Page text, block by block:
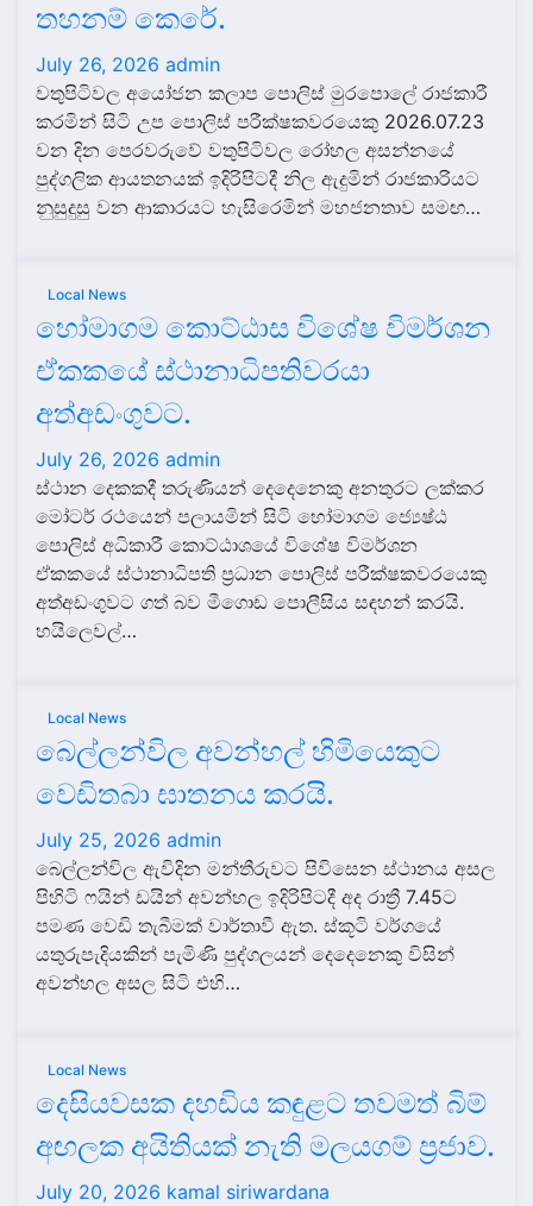
තහනම් කෙරේ.
July 26, 2026 admin
වතුපිටිවල අයෝජන කලාප පොලිස් මුරපොලේ රාජකාරී
කරමින් සිටි උප පොලිස් පරීක්ෂකවරයෙකු 2026.07.23
වන දින පෙරවරුවේ වතුපිටිවල රෝහල අසන්නයේ
පුද්ගලික ආයතනයක් ඉදිරිපිටදී නිල ඇදුමින් රාජකාරියට
නුසුදුසු වන ආකාරයට හැසිරෙමින් මහජනතාව සමඟ…
Local News
හෝමාගම කොට්ඨාස විශේෂ විමර්ශන
ඒකකයේ ස්ථානාධිපතිවරයා
අත්අඩංගුවට.
July 26, 2026 admin
ස්ථාන දෙකකදී තරුණියන් දෙදෙනෙකු අනතුරට ලක්කර
මෝටර් රථයෙන් පලායමින් සිටි හෝමාගම ජ්‍යෙෂ්ඨ
පොලිස් අධිකාරී කොට්ඨාශයේ විශේෂ විමර්ශන
ඒකකයේ ස්ථානාධිපති ප්‍රධාන පොලිස් පරීක්ෂකවරයෙකු
අත්අඩංගුවට ගත් බව මීගොඩ පොලීසිය සඳහන් කරයි.
හයිලෙවල්…
Local News
බෙල්ලන්විල අවන්හල් හිමියෙකුට
වෙඩිතබා ඝාතනය කරයි.
July 25, 2026 admin
බෙල්ලන්විල ඇවිදින මන්තීරුවට පිවිසෙන ස්ථානය අසල
පිහිටි ෆයින් ඩයින් අවන්හල ඉදිරිපිටදී අද රාත්‍රී 7.45ට
පමණ වෙඩි තැබීමක් වාර්තාවී ඇත. ස්කූටි වර්ගයේ
යතුරුපැදියකින් පැමිණි පුද්ගලයන් දෙදෙනෙකු විසින්
අවන්හල අසල සිටි එහි…
Local News
දෙසියවසක දහඩිය කඳුළට තවමත් බිම්
අඟලක අයිතියක් නැති මලයගම් ප්‍රජාව.
July 20, 2026 kamal siriwardana